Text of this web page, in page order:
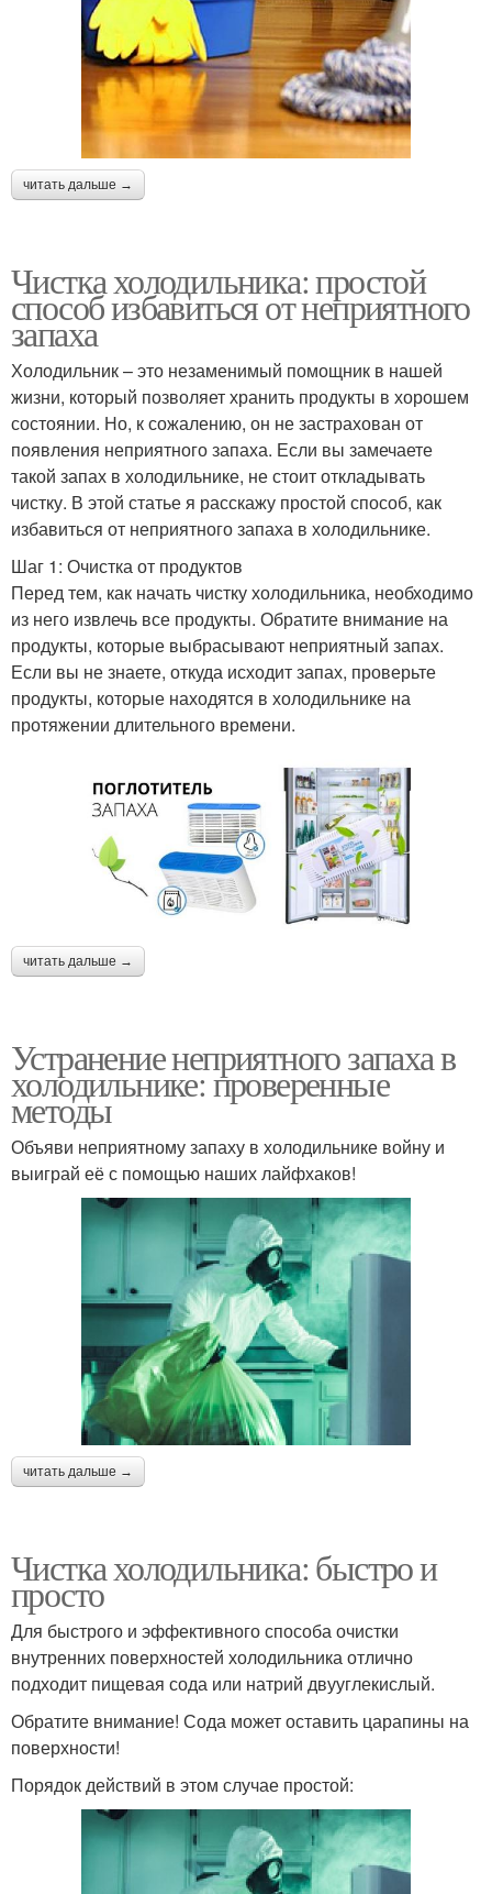
читать дальше →
Чистка холодильника: простой
способ избавиться от неприятного
запаха
Холодильник – это незаменимый помощник в нашей
жизни, который позволяет хранить продукты в хорошем
состоянии. Но, к сожалению, он не застрахован от
появления неприятного запаха. Если вы замечаете
такой запах в холодильнике, не стоит откладывать
чистку. В этой статье я расскажу простой способ, как
избавиться от неприятного запаха в холодильнике.
Шаг 1: Очистка от продуктов
Перед тем, как начать чистку холодильника, необходимо
из него извлечь все продукты. Обратите внимание на
продукты, которые выбрасывают неприятный запах.
Если вы не знаете, откуда исходит запах, проверьте
продукты, которые находятся в холодильнике на
протяжении длительного времени.
читать дальше →
Устранение неприятного запаха в
холодильнике: проверенные
методы
Объяви неприятному запаху в холодильнике войну и
выиграй её с помощью наших лайфхаков!
читать дальше →
Чистка холодильника: быстро и
просто
Для быстрого и эффективного способа очистки
внутренних поверхностей холодильника отлично
подходит пищевая сода или натрий двууглекислый.
Обратите внимание! Сода может оставить царапины на
поверхности!
Порядок действий в этом случае простой: